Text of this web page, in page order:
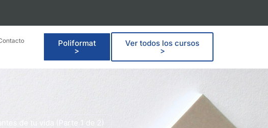
Poliformat
>
Ver todos los cursos
>
de tu vida (Parte 1 de 2)